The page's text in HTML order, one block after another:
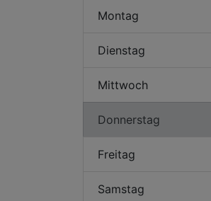
Montag
Dienstag
Mittwoch
Donnerstag
Freitag
Samstag